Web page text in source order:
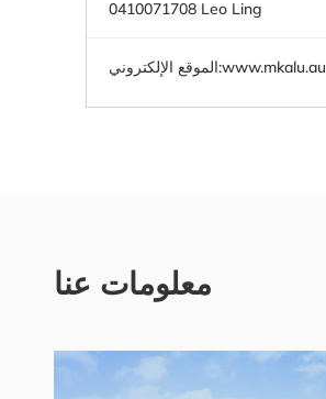
0410071708 Leo Ling
الموقع الإلكتروني:www.mkalu.au
معلومات عنا